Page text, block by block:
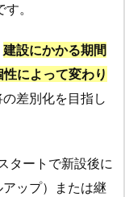
す。
建設にかかる期間
によって変わり
差別化を目指し
タートで新設後に
ップ）または継